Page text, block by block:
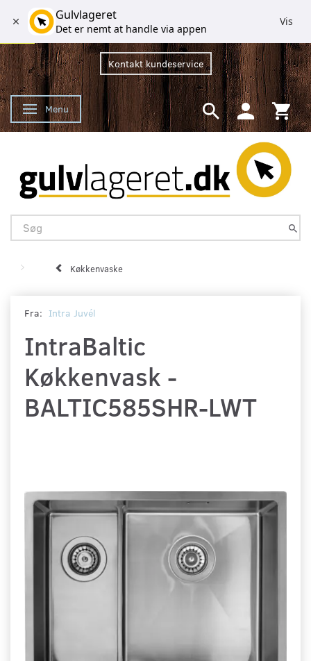
Kontakt kundeservice
Skifte navigation
Menu
Køkkenvaske
Fra: Intra Juvél
IntraBaltic
Køkkenvask -
BALTIC585SHR-LWT
Gulvlageret
Det er nemt at handle via appen
Vis